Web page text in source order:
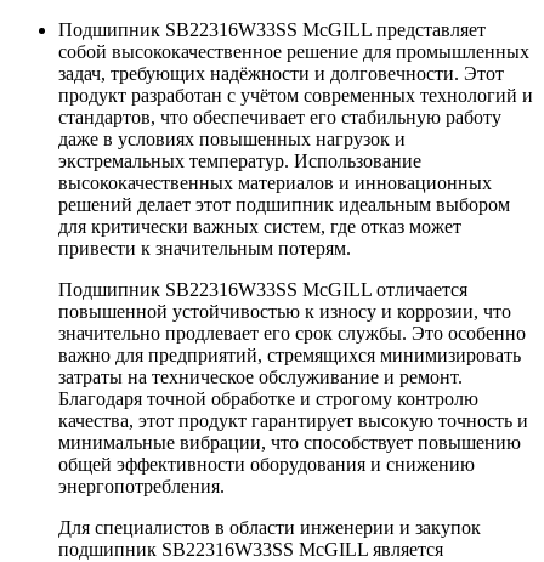
Подшипник SB22316W33SS McGILL представляет
собой высококачественное решение для промышленных
задач, требующих надёжности и долговечности. Этот
продукт разработан с учётом современных технологий и
стандартов, что обеспечивает его стабильную работу
даже в условиях повышенных нагрузок и
экстремальных температур. Использование
высококачественных материалов и инновационных
решений делает этот подшипник идеальным выбором
для критически важных систем, где отказ может
привести к значительным потерям.
Подшипник SB22316W33SS McGILL отличается
повышенной устойчивостью к износу и коррозии, что
значительно продлевает его срок службы. Это особенно
важно для предприятий, стремящихся минимизировать
затраты на техническое обслуживание и ремонт.
Благодаря точной обработке и строгому контролю
качества, этот продукт гарантирует высокую точность и
минимальные вибрации, что способствует повышению
общей эффективности оборудования и снижению
энергопотребления.
Для специалистов в области инженерии и закупок
подшипник SB22316W33SS McGILL является